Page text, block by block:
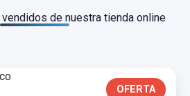
de nuestra tienda online
OFERTA